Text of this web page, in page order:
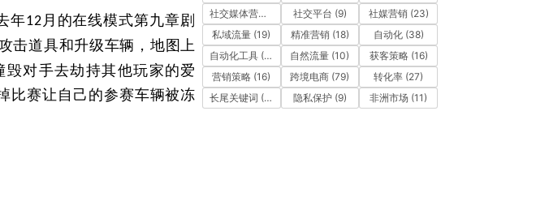
年12 月的在线模式第九章剧
击道具和升级车辆，地图上
对手去劫持其他玩家的爱
比赛让自己的参赛车辆被冻
社交媒体营销
社交平台 (9) 社媒营销(23)
私域流量 (19) 精准营销(18) 自动化(38)
自动化工具 (11) 自然流量 (10) 获客策略(16)
营销策略 (16) 跨境电商 (79) 转化率 (27)
长尾关键词 (12) 隐私保护(9) 非洲市场 (11)